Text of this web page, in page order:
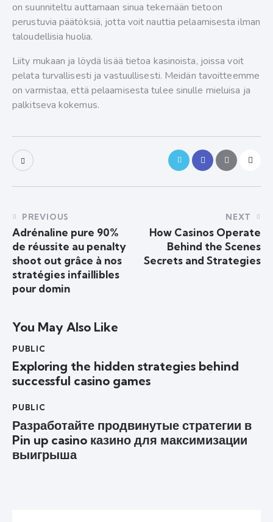
on suunniteltu auttamaan sinua tekemään tietoon
perustuvia päätöksiä, jotta voit nauttia pelaamisesta ilman
taloudellisia huolia.
Liity mukaan ja löydä lisää tietoa kasinoista, joissa voit
pelata turvallisesti ja vastuullisesti. Meidän tavoitteemme
on varmistaa, että pelaamisesta tulee sinulle mieluisa ja
palkitseva kokemus.
PREVIOUS
Adrénaline pure 90%
de réussite au penalty
shoot out grâce à nos
stratégies infaillibles
pour domin
NEXT
How Casinos Operate
Behind the Scenes
Secrets and Strategies
You May Also Like
PUBLIC
Exploring the hidden strategies behind
successful casino games
PUBLIC
Разработайте продвинутые стратегии в
Pin up casino казино для максимизации
выигрыша